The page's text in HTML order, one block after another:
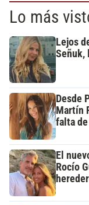
Lo más
Lejos
Señuk,
Desde
Martín
falta
El
Rocío